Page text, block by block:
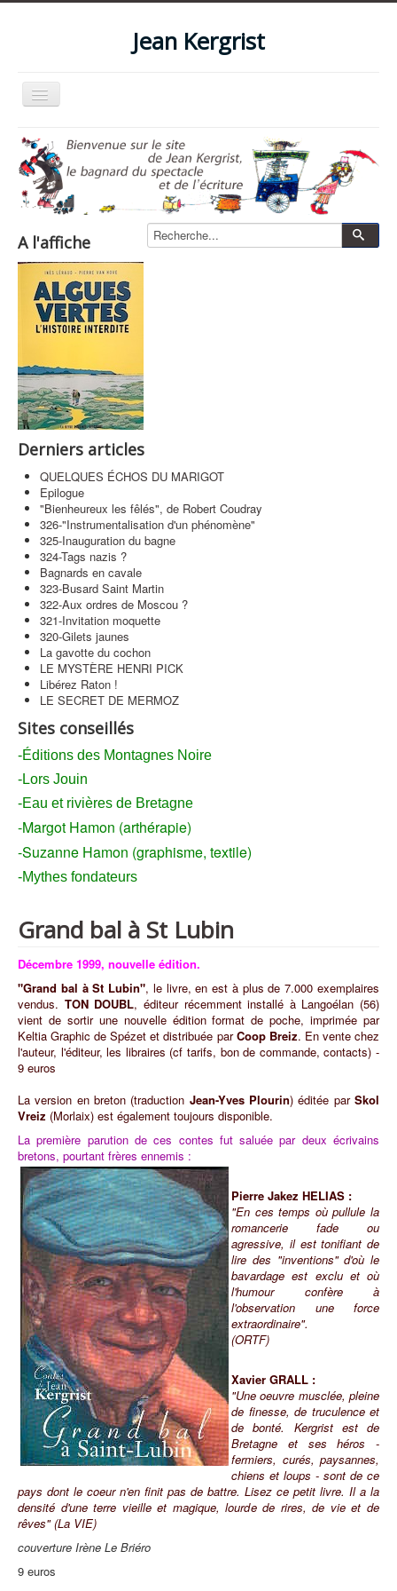
Jean Kergrist
Basculer
la
Accueil
Qui suis-je ?
Le blog
Les spectacles
Les films et vidéos
La boutique
Zone pro
Contact
A l'affiche
Derniers articles
QUELQUES ÉCHOS DU MARIGOT
Epilogue
"Bienheureux les fêlés", de Robert Coudray
326-"Instrumentalisation d'un phénomène"
325-Inauguration du bagne
324-Tags nazis ?
Bagnards en cavale
323-Busard Saint Martin
322-Aux ordres de Moscou ?
321-Invitation moquette
320-Gilets jaunes
La gavotte du cochon
LE MYSTÈRE HENRI PICK
Libérez Raton !
LE SECRET DE MERMOZ
Sites conseillés
-Éditions des Montagnes Noire
-Lors Jouin
-Eau et rivières de Bretagne
-Margot Hamon (arthérapie)
-Suzanne Hamon (graphisme, textile)
-Mythes fondateurs
Grand bal à St Lubin
Décembre 1999, nouvelle édition.
"Grand bal à St Lubin", le livre, en est à plus de 7.000 exemplaires
vendus. TON DOUBL, éditeur récemment installé à Langoélan (56)
vient de sortir une nouvelle édition format de poche, imprimée par
Keltia Graphic de Spézet et distribuée parCoop Breiz. En vente chez
l'auteur, l'éditeur, les libraires (cf tarifs, bon de commande, contacts) -
9 euros
La version en breton (traduction Jean-Yves Plourin) éditée parSkol
Vreiz (Morlaix) est également toujours disponible.
La première parution de ces contes fut saluée par deux écrivains
bretons, pourtant frères ennemis :
Pierre Jakez HELIAS :
"En ces temps où pullule la
romancerie fade ou
agressive, il est tonifiant de
lire des "inventions" d'où le
bavardage est exclu et où
l'humour confère à
l'observation une force
extraordinaire".
(ORTF)
Xavier GRALL :
"Une oeuvre musclée, pleine
de finesse, de truculence et
de bonté. Kergrist est de
Bretagne et ses héros -
fermiers, curés, paysannes,
chiens et loups - sont de ce
pays dont le coeur n'en finit pas de battre. Lisez ce petit livre. Il a la
densité d'une terre vieille et magique, lourde de rires, de vie et de
rêves" (La VIE)
couverture Irène Le Briéro
9 euros